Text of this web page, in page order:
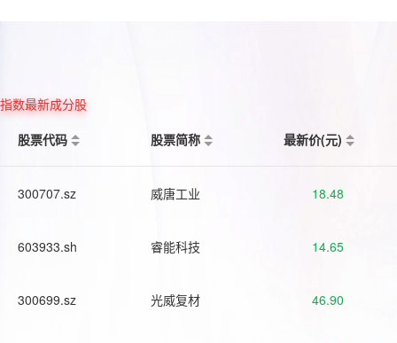
指数最新成分股
股票代码
股票简称 最新价(元)
300707.sz 威唐工业 18.48
603933.sh 睿能科技 14.65
300699.sz 光威复材 46.90